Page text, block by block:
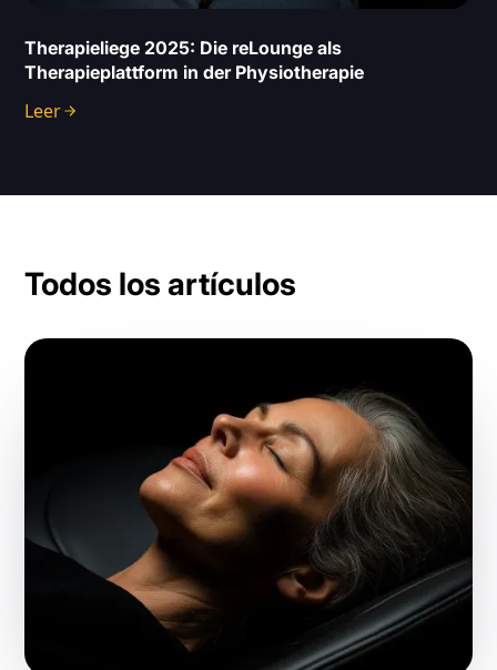
Therapieliege 2025: Die reLounge als
Therapieplattform in der Physiotherapie
Leer
Todos los artículos